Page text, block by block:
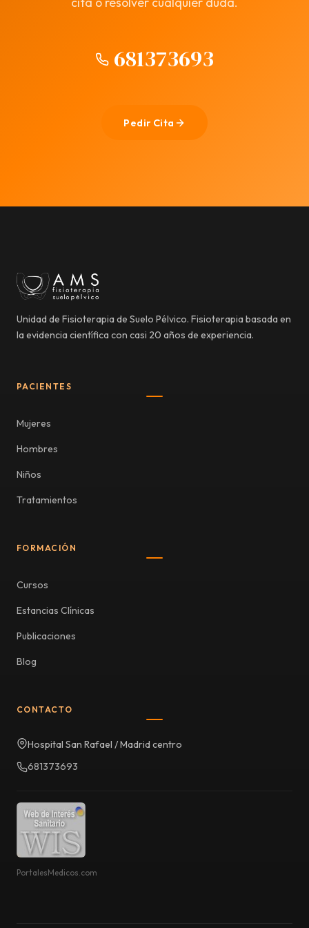
681373693
Pedir Cita
Unidad de Fisioterapia de Suelo Pélvico. Fisioterapia basada en
la evidencia científica con casi 20 años de experiencia.
PACIENTES
Mujeres
Hombres
Niños
Tratamientos
FORMACIÓN
Cursos
Estancias Clínicas
Publicaciones
Blog
CONTACTO
Hospital San Rafael / Madrid centro
681373693
PortalesMedicos.com